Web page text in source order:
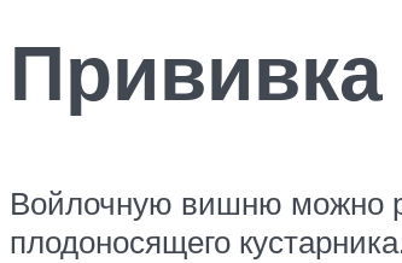
Прививка
Войлочную вишню можно
плодоносящего кустарника.